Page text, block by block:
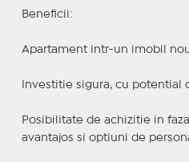
Beneficii:
Apartament intr-un imobil
Investitie sigura, cu potential
Posibilitate de achizitie in
avantajos si optiuni de